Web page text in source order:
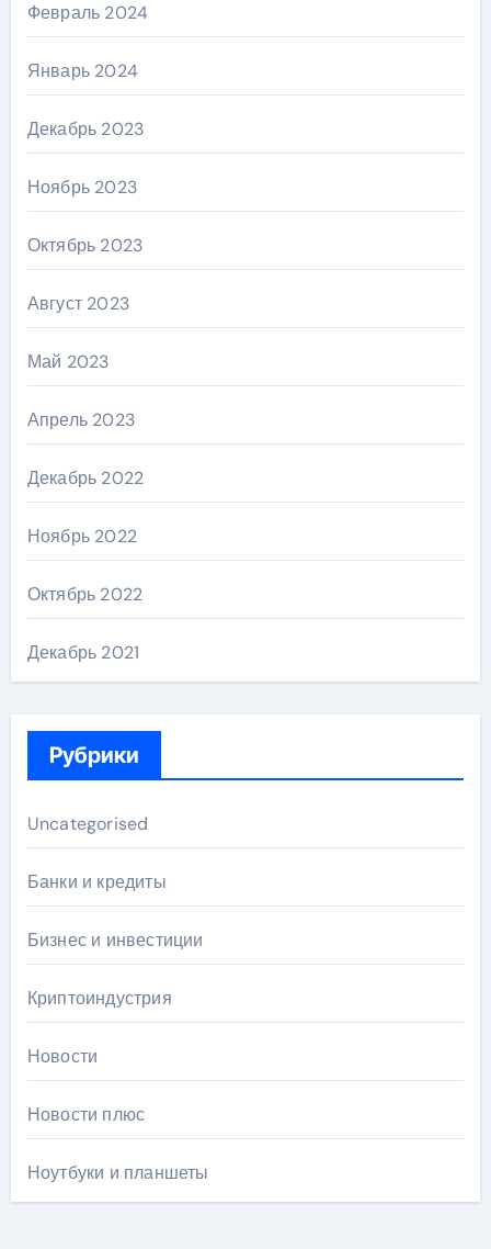
Февраль 2024
Январь 2024
Декабрь 2023
Ноябрь 2023
Октябрь 2023
Август 2023
Май 2023
Апрель 2023
Декабрь 2022
Ноябрь 2022
Октябрь 2022
Декабрь 2021
Рубрики
Uncategorised
Банки и кредиты
Бизнес и инвестиции
Криптоиндустрия
Новости
Новости плюс
Ноутбуки и планшеты